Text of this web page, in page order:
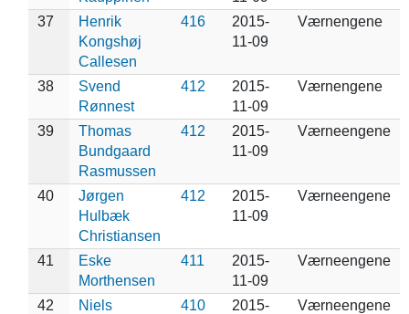
37
Henrik
Kongshøj
Callesen
416
2015-
11-09
Værnengene
38
Svend
Rønnest
412
2015-
11-09
Værnengene
39
Thomas
Bundgaard
Rasmussen
412
2015-
11-09
Værneengene
40
Jørgen
Hulbæk
Christiansen
412
2015-
11-09
Værneengene
41
Eske
Morthensen
411
2015-
11-09
Værneengene
42
Niels
410
2015-
Værneengene